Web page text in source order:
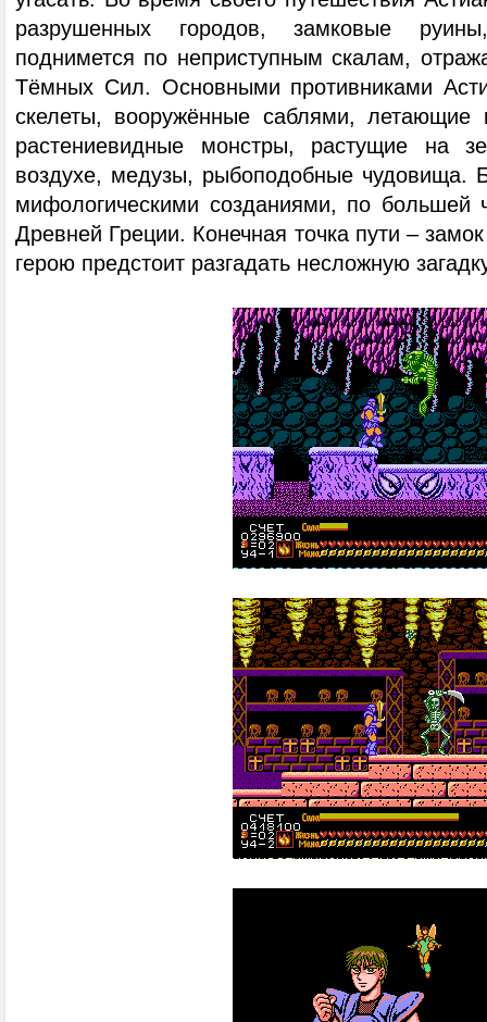
разрушенных городов, замковые
поднимется по неприступным скалам,
Тёмных Сил. Основными противниками
скелеты, вооружённые саблями, летающие
растениевидные монстры, растущие на
воздухе, медузы, рыбоподобные чудовища.
мифологическими созданиями, по большей
Древней Греции. Конечная точка пути –
герою предстоит разгадать несложную